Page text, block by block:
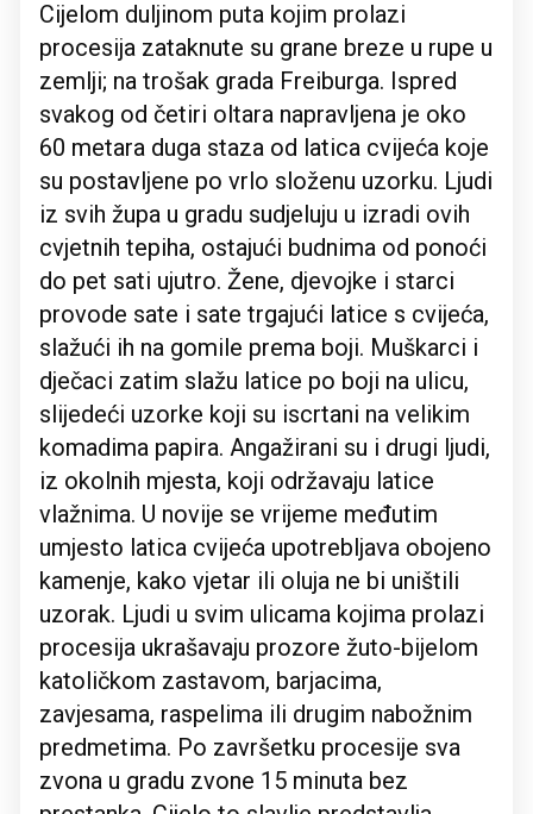
Cijelom duljinom puta kojim prolazi
procesija zataknute su grane breze u rupe u
zemlji; na trošak grada Freiburga. Ispred
svakog od četiri oltara napravljena je oko
60 metara duga staza od latica cvijeća koje
su postavljene po vrlo složenu uzorku. Ljudi
iz svih župa u gradu sudjeluju u izradi ovih
cvjetnih tepiha, ostajući budnima od ponoći
do pet sati ujutro. Žene, djevojke i starci
provode sate i sate trgajući latice s cvijeća,
slažući ih na gomile prema boji. Muškarci i
dječaci zatim slažu latice po boji na ulicu,
slijedeći uzorke koji su iscrtani na velikim
komadima papira. Angažirani su i drugi ljudi,
iz okolnih mjesta, koji održavaju latice
vlažnima. U novije se vrijeme međutim
umjesto latica cvijeća upotrebljava obojeno
kamenje, kako vjetar ili oluja ne bi uništili
uzorak. Ljudi u svim ulicama kojima prolazi
procesija ukrašavaju prozore žuto-bijelom
katoličkom zastavom, barjacima,
zavjesama, raspelima ili drugim nabožnim
predmetima. Po završetku procesije sva
zvona u gradu zvone 15 minuta bez